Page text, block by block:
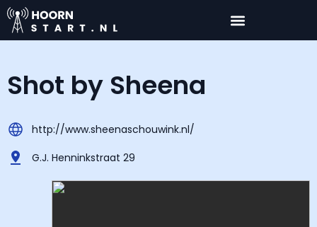
Shot by Sheena
http://www.sheenaschouwink.nl/
G.J. Henninkstraat 29